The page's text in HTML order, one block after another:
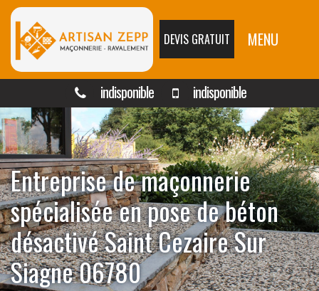
DEVIS GRATUIT MENU
indisponible indisponible
Entreprise de maçonnerie
spécialisée en pose de béton
désactivé Saint Cezaire Sur
Siagne 06780